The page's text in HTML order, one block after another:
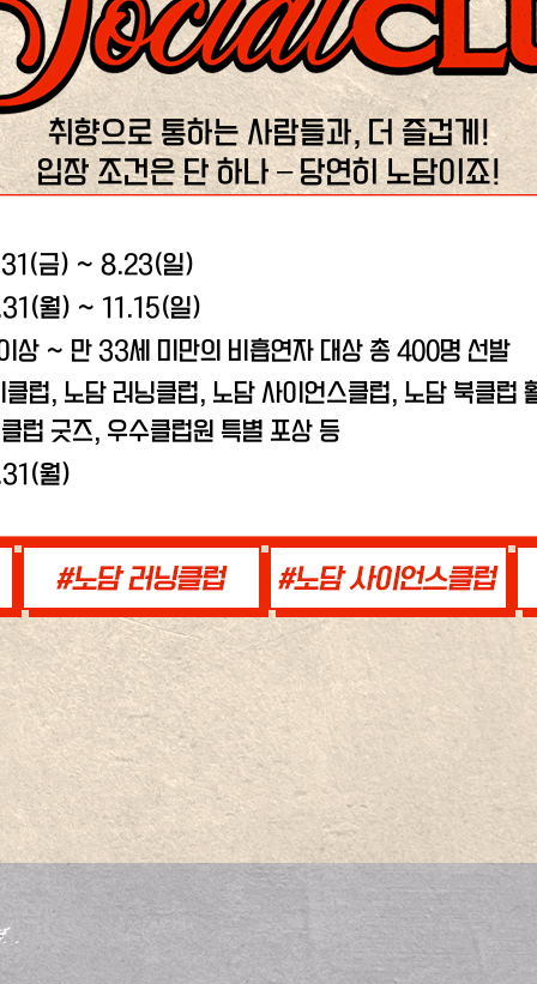
취향으로 통하는 사람들과, 더 즐겁게!
입장 조건은 단 하나 – 당연히 노담이죠!
금) ~ 8.23(일)
월) ~ 11.15(일)
상 ~ 만 33세 미만의 비흡연자 대상 총 400명 선발
클럽, 노담 러닝클럽, 노담 사이언스클럽, 노담 북클럽
럽 굿즈, 우수클럽원 특별 포상 등
월)